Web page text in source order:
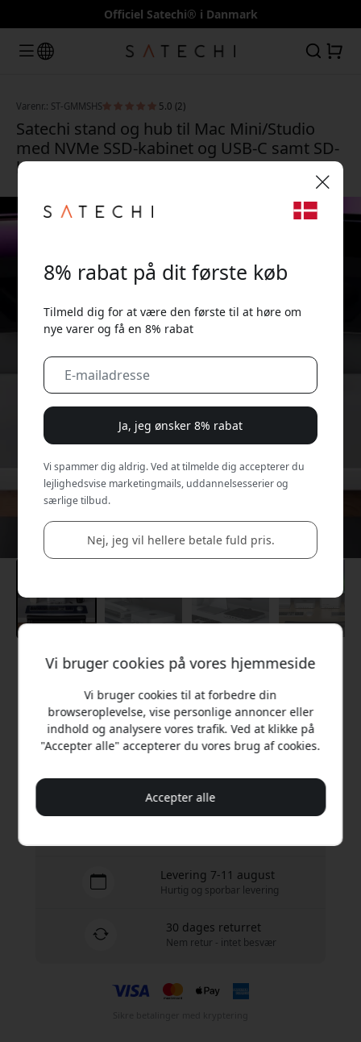
Officiel Satechi® i Danmark
Varenr.: ST-GMMSHS 5.0 (2)
Satechi stand og hub til Mac Mini/Studio
med NVMe SSD-kabinet og USB-C samt SD-
kortlæser - Sølv
Anbefalet pris
899 DKK
Køb nu
På lager - klar til afsendelse
Levering 7-11 august
Hurtig og sporbar levering
30 dages returret
Nem retur - intet besvær
Vi bruger cookies på vores hjemmeside
Vi bruger cookies til at forbedre din
browseroplevelse, vise personlige annoncer eller
indhold og analysere vores trafik. Ved at klikke på
"Accepter alle" accepterer du vores brug af cookies.
Accepter alle
8% rabat på dit første køb
Tilmeld dig for at være den første til at høre om
nye varer og få en 8% rabat
Ja, jeg ønsker 8% rabat
Vi spammer dig aldrig. Ved at tilmelde dig accepterer du
lejlighedsvise marketingmails, uddannelsesserier og
særlige tilbud.
Nej, jeg vil hellere betale fuld pris.
🎉 Din rabatkode: